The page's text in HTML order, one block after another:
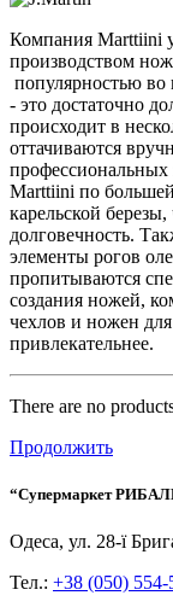
Компания Marttiini
производством
популярностью
- это достаточно
происходит в
оттачиваются
Marttiini по большей
карельской
долговечность.
элементы рогов
пропитываются
создания ножей,
чехлов и ножен
привлекательнее.
There are no
Продолжить
“Супермаркет
Одеса, ул. 28-ї
Тел.: +38 (050) 554-